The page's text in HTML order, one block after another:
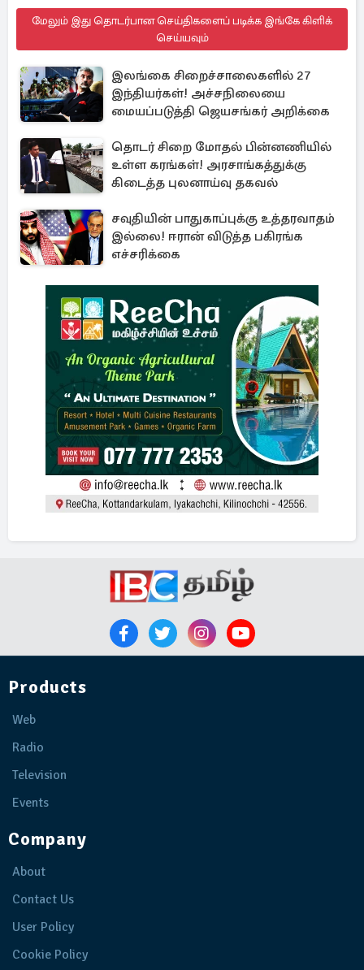
மேலும் இது தொடர்பான செய்திகளைப் படிக்க இங்கே கிளிக்
செய்யவும்
இலங்கை சிறைச்சாலைகளில் 27
இந்தியர்கள்! அச்சநிலையை
மையப்படுத்தி ஜெயசங்கர் அறிக்கை
தொடர் சிறை மோதல் பின்னணியில்
உள்ள கரங்கள்! அரசாங்கத்துக்கு
கிடைத்த புலனாய்வு தகவல்
சவுதியின் பாதுகாப்புக்கு உத்தரவாதம்
இல்லை! ஈரான் விடுத்த பகிரங்க
எச்சரிக்கை
Products
Web
Radio
Television
Events
Company
About
Contact Us
User Policy
Cookie Policy